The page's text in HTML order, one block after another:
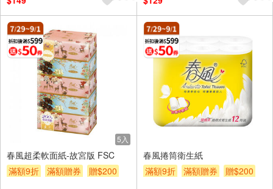
5入
春風超柔軟面紙-故宮版 FSC
滿額9折
滿額贈券 贈$200
春風捲筒衛生紙
滿額9折
滿額贈券 贈$200